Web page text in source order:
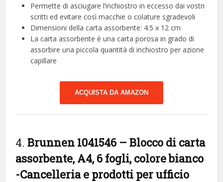
Permette di asciugare l’inchiostro in eccesso dai vostri
scritti ed evitare così macchie o colature sgradevoli
Dimensioni della carta assorbente: 4.5 x 12 cm
La carta assorbente è una carta porosa in grado di
assorbire una piccola quantità di inchiostro per azione
capillare
ACQUISTA DA AMAZON
4.Brunnen 1041546 – Blocco di carta
assorbente, A4, 6 fogli, colore bianco
-Cancelleria e prodotti per ufficio